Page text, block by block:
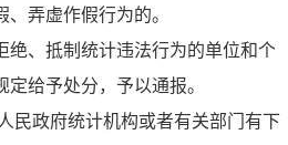
、弄虚作假行为的。
绝、抵制统计违法行为的单位和个
给予处分，予以通报。
民政府统计机构或者有关部门有下